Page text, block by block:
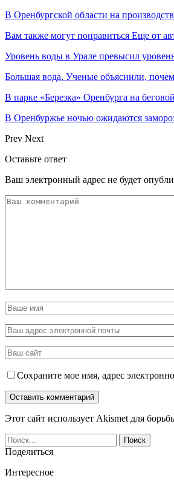
В Оренбургской области на
Вам также могут понравиться Еще от
Уровень воды в Урале превысил
Большая вода. Ученые объяснили,
В парке «Березка» Оренбурга на
В Оренбуржье ночью ожидаются
Prev Next
Оставьте ответ
Ваш электронный адрес не будет
Сохраните мое имя, адрес
Этот сайт использует Akismet для
Поделиться
Интересное